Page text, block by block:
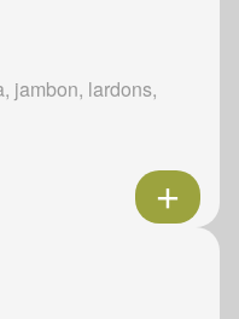
jambon, lardons,